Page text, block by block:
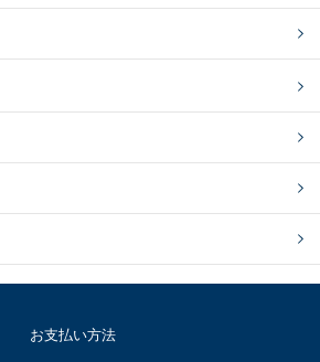
お支払い方法